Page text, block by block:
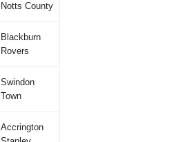
Notts County
Blackburn
Rovers
Swindon
Town
Accrington